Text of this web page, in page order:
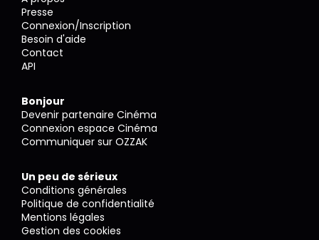
Presse
Connexion/Inscription
Besoin d'aide
Contact
API
Bonjour
Devenir partenaire Cinéma
Connexion espace Cinéma
Communiquer sur OZZAK
Un peu de sérieux
Conditions générales
Politique de confidentialité
Mentions légales
Gestion des cookies